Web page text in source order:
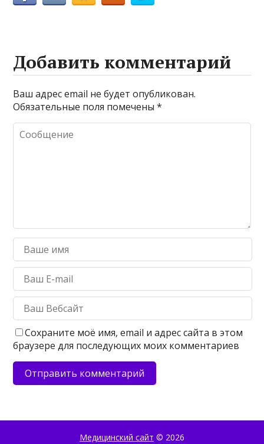
Добавить комментарий
Ваш адрес email не будет опубликован.
Обязательные поля помечены*
Сохраните моё имя, email и адрес сайта в этом
браузере для последующих моих комментариев
Медицинский сайт © 2026